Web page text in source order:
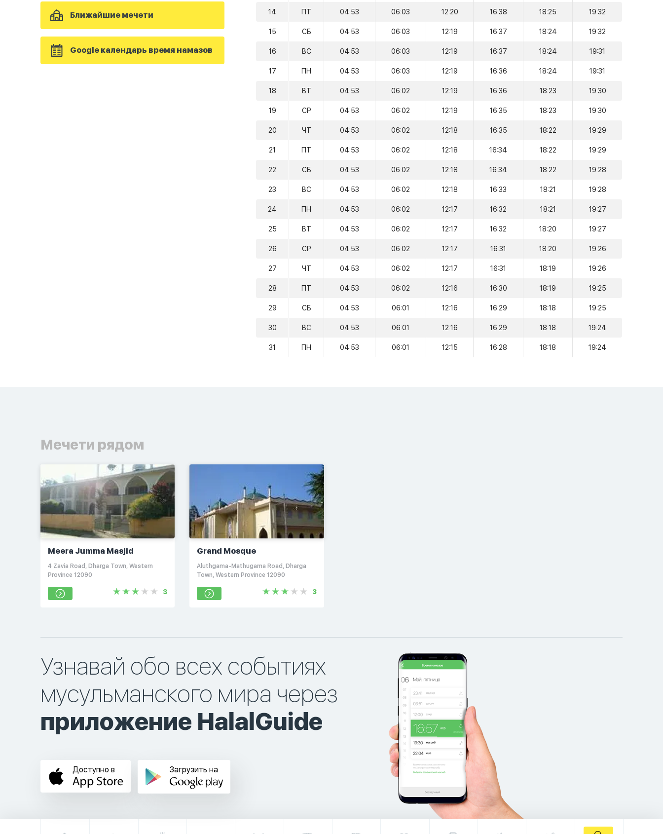
Ближайшие мечети
Google календарь время намазов
14 ПТ 04:53 06:03 12:20 16:38 18:25 19:32
15 СБ 04:53 06:03 12:19 16:37 18:24 19:32
16 ВС 04:53 06:03 12:19 16:37 18:24 19:31
17 ПН 04:53 06:03 12:19 16:36 18:24 19:31
18 ВТ 04:53 06:02 12:19 16:36 18:23 19:30
19 СР 04:53 06:02 12:19 16:35 18:23 19:30
20 ЧТ 04:53 06:02 12:18 16:35 18:22 19:29
21 ПТ 04:53 06:02 12:18 16:34 18:22 19:29
22 СБ 04:53 06:02 12:18 16:34 18:22 19:28
23 ВС 04:53 06:02 12:18 16:33 18:21 19:28
24 ПН 04:53 06:02 12:17 16:32 18:21 19:27
25 ВТ 04:53 06:02 12:17 16:32 18:20 19:27
26 СР 04:53 06:02 12:17 16:31 18:20 19:26
27 ЧТ 04:53 06:02 12:17 16:31 18:19 19:26
28 ПТ 04:53 06:02 12:16 16:30 18:19 19:25
29 СБ 04:53 06:01 12:16 16:29 18:18 19:25
30 ВС 04:53 06:01 12:16 16:29 18:18 19:24
31 ПН 04:53 06:01 12:15 16:28 18:18 19:24
Мечети рядом
Meera Jumma Masjid
4 Zavia Road, Dharga Town, Western
Province 12090
3
Grand Mosque
Aluthgama-Mathugama Road, Dharga
Town, Western Province 12090
3
Узнавай обо всех событиях
мусульманского мира через
приложение HalalGuide
Доступно в Загрузить на